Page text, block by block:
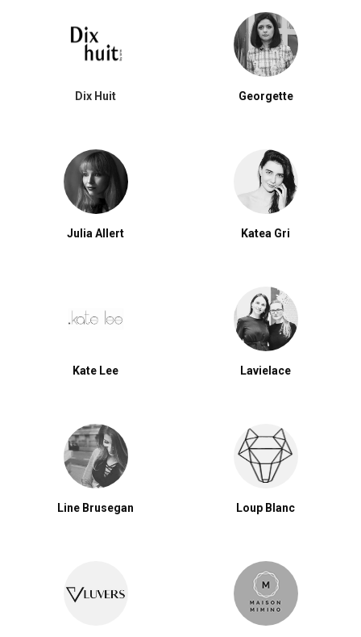
Dix Huit Georgette
Julia Allert Katea Gri
Kate Lee Lavielace
Line Brusegan Loup Blanc